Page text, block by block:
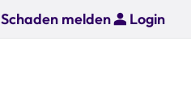
Schaden melden Login